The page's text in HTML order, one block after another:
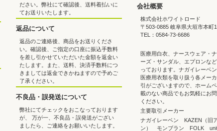
ださい。弊社にて確認後、送料着払いに
てお送りいたします。
返品について
返品のご連絡後、商品をお送りくださ
い。確認後、ご指定の口座に振込手数料
を差し引かせていただいた金額を返金い
たします。また、送料、決済手数料につ
きましては返金できかねますので予めご
了承ください。
不良品・誤発送について
弊社にてチェックをおこなっております
が、 万が一、不良品・誤発送がござい
ましたら、ご連絡をお願いいたします。
会社概要
株式会社ホワイトロード
〒503-0885 岐阜県大垣市本町
TEL：0584-73-6686
医療用白衣、ナースウェア・
ーズ・サンダル、エプロンな
っております。ナガイレーベン
医療用衣類を取り扱う各メー
引がございますので、ホーム
載のない商品でもお気軽にお
ください。
主要取引メーカー
ナガイレーベン KAZEN（旧
ン） モンブラン FOLK